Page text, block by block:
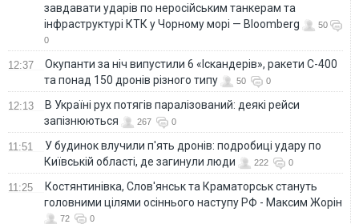
завдавати ударів по неросійським танкерам та
інфраструктурі КТК у Чорному морі — Bloomberg
50
0
12:37
Окупанти за ніч випустили 6 «Іскандерів», ракети С-400
та понад 150 дронів різного типу
50 0
12:13
В Україні рух потягів паралізований: деякі рейси
запізнюються
267 0
11:51
У будинок влучили п'ять дронів: подробиці удару по
Київській області, де загинули люди
222 0
11:25
Костянтинівка, Слов'янськ та Краматорськ стануть
головними цілями осіннього наступу РФ - Максим Жорін
72 0